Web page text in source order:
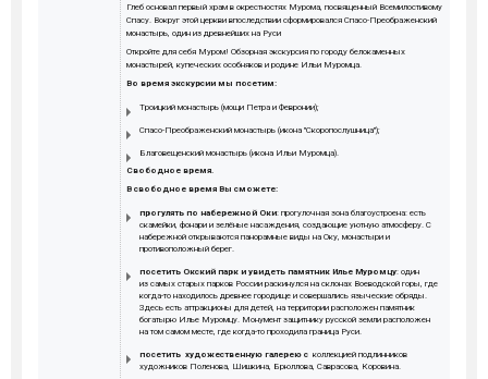
Глеб основал первый храм в окрестностях Мурома, посвященный Всемилостивому
Спасу. Вокруг этой церкви впоследствии сформировался Спасо-Преображенский
монастырь, один из древнейших на Руси
Откройте для себя Муром! Обзорная экскурсия по городу белокаменных
монастырей, купеческих особняков и родине Ильи Муромца.
Во время экскурсии мы посетим:
Троицкий монастырь (мощи Петра и Февронии);
Спасо-Преображенский монастырь (икона "Скоропослушница");
Благовещенский монастырь (икона Ильи Муромца).
Свободное время.
В свободное время Вы сможете:
прогулять по набережной Оки: прогулочная зона благоустроена: есть
скамейки, фонари и зелёные насаждения, создающие уютную атмосферу. С
набережной открываются панорамные виды на Оку, монастыри и
противоположный берег.
посетить Окский парк и увидеть памятник Илье Муромцу: один
из самых старых парков России раскинулся на склонах Воеводской горы, где
когда-то находилось древнее городище и совершались языческие обряды.
Здесь есть аттракционы для детей, на территории расположен памятник
богатырю Илье Муромцу. Монумент защитнику русской земли расположен
на том самом месте, где когда-то проходила граница Руси.
посетить художественную галерею с коллекцией подлинников
художников Поленова, Шишкина, Брюллова, Саврасова, Коровина.